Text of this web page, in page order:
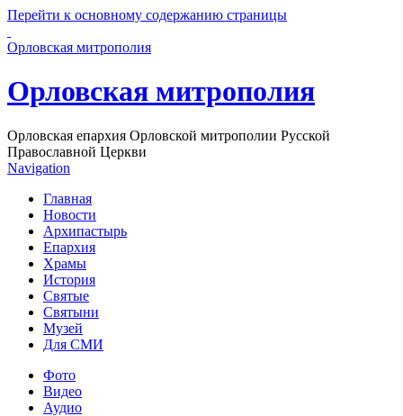
Перейти к основному содержанию страницы
Орловская митрополия
Орловская митрополия
Орловская епархия Орловской митрополии Русской
Православной Церкви
Navigation
Главная
Новости
Архипастырь
Епархия
Храмы
История
Святые
Святыни
Музей
Для СМИ
Фото
Видео
Аудио